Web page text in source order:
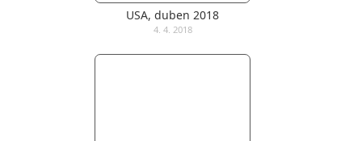
USA, duben 2018
4. 4. 2018